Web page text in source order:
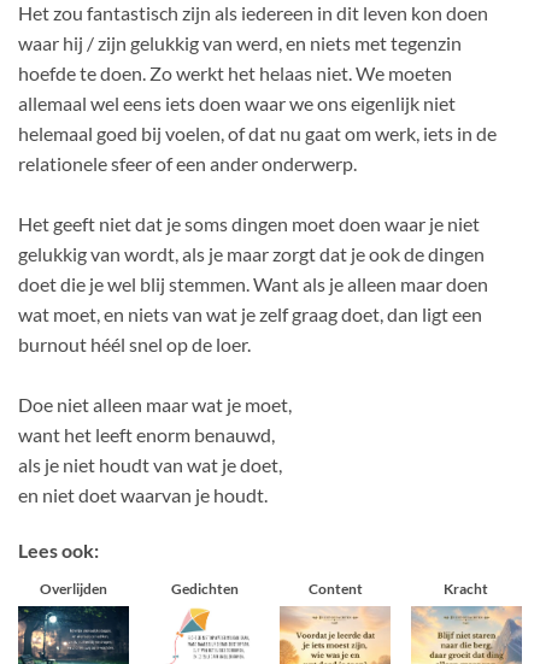
Het zou fantastisch zijn als iedereen in dit leven kon doen
waar hij / zijn gelukkig van werd, en niets met tegenzin
hoefde te doen. Zo werkt het helaas niet. We moeten
allemaal wel eens iets doen waar we ons eigenlijk niet
helemaal goed bij voelen, of dat nu gaat om werk, iets in de
relationele sfeer of een ander onderwerp.
Het geeft niet dat je soms dingen moet doen waar je niet
gelukkig van wordt, als je maar zorgt dat je ook de dingen
doet die je wel blij stemmen. Want als je alleen maar doen
wat moet, en niets van wat je zelf graag doet, dan ligt een
burnout héél snel op de loer.
Doe niet alleen maar wat je moet,
want het leeft enorm benauwd,
als je niet houdt van wat je doet,
en niet doet waarvan je houdt.
Lees ook:
Overlijden Gedichten Content Kracht